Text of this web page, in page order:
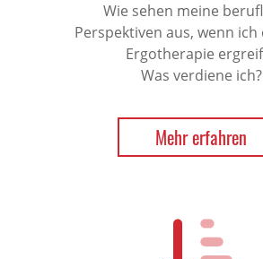
Wie sehen meine
Perspektiven aus, wenn
Ergotherapie
Was verdiene ich?
Mehr erfahren